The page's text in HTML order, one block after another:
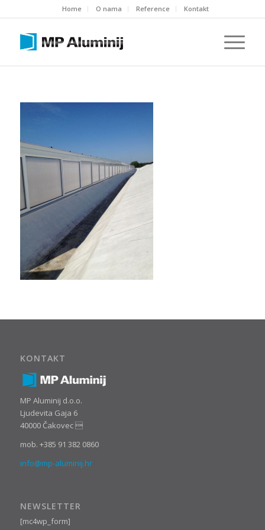
Home O nama Reference Kontakt
KONTAKT
MP Aluminij d.o.o.
Ljudevita Gaja 6
40000 Čakovec 
mob. +385 91 382 0860
info@mp-aluminij.hr
NEWSLETTER
[mc4wp_form]